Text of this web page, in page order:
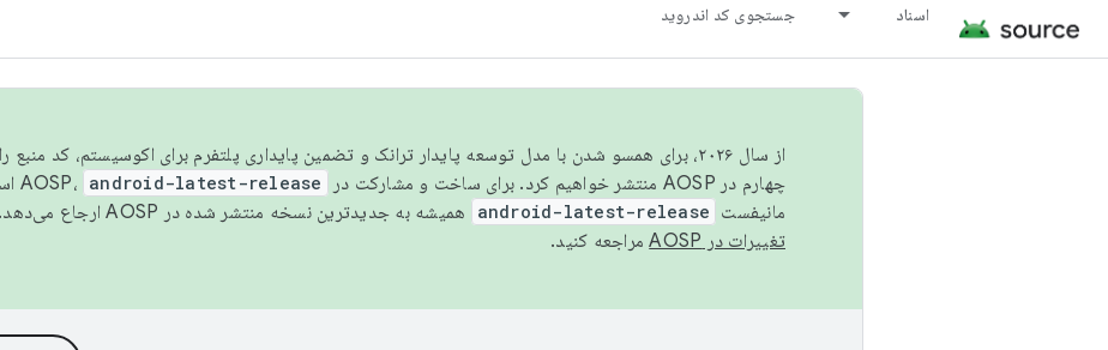
اسناد جستجوی کد اندروید
از سال ۲۰۲۶، برای همسو شدن با مدل توسعه پایدار ترانک و تضمین پایداری پلتفرم برای اکوسیستم، کد
چهارم در AOSP منتشر خواهیم کرد. برای ساخت و مشارکت در AOSP،
android-latest-release
مانیفست android-latest-release
همیشه به جدیدترین نسخه منتشر شده در AOSP ارجاع می‌دهد. برای اطلاعات بیشتر، به
تغییرات در AOSP
مراجعه کنید.